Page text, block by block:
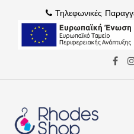
Τηλεφωνικές